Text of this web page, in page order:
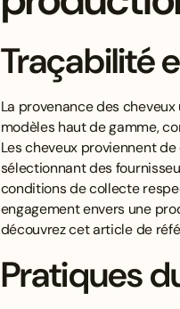
Traçabilité
La provenance des
modèles haut de gamme,
Les cheveux proviennent
sélectionnant des
conditions de collecte
engagement envers une
découvrez cetarticle de
Pratiques